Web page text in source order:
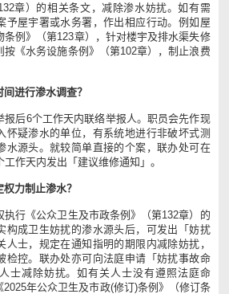
章）的相关条文，减除渗水妨扰。如有需
予屋宇署或水务署，作出相应行动。例如屋
条例》（第123章），针对楼宇及排水渠失修
按《水务设施条例》（第102章），制止浪费
进行渗水调查？
报后6个工作天内联络举报人。职员会先作现
怀疑渗水的单位，有系统地进行非破坏式测
水源头。就较简单直接的个案，联办处可在
作天内发出「建议维修通知」。
力制止渗水？
执行《公众卫生及市政条例》（第132章）的
构成卫生妨扰的渗水源头后，可发出「妨扰
人士，规定在通知指明的期限内减除妨扰，
检控。联办处亦可向法庭申请「妨扰事故命
士减除妨扰。如有关人士没有遵照法庭命
2025年公众卫生及市政(修订)条例》（修订条